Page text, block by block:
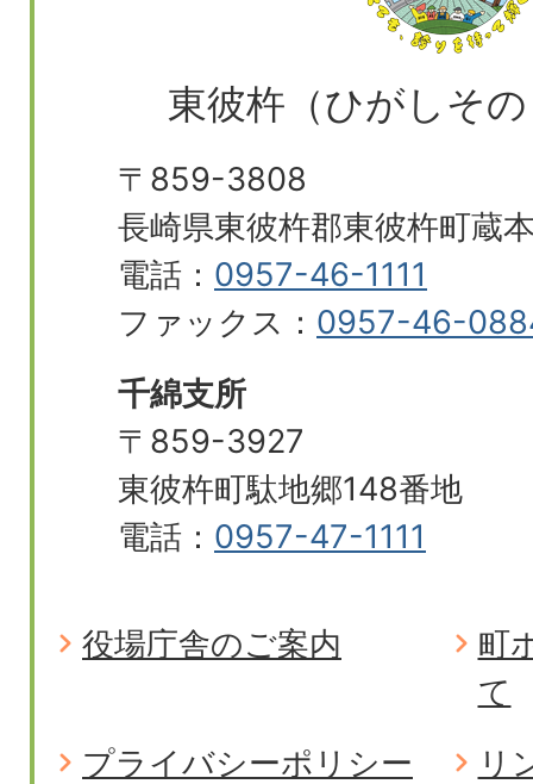
東彼杵（ひがしそ
〒859-3808
長崎県東彼杵郡東彼杵町蔵
電話： 0957-46-1111
ファックス： 0957-46-
千綿支所
〒859-3927
東彼杵町駄地郷148番地
電話： 0957-47-1111
役場庁舎のご案内
町
て
プライバシーポリシー
リ